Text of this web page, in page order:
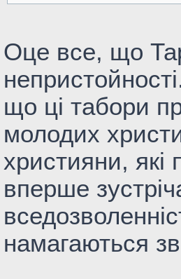
Оце все, що
що ці табори
молодих
християни, які
вперше
намагаються